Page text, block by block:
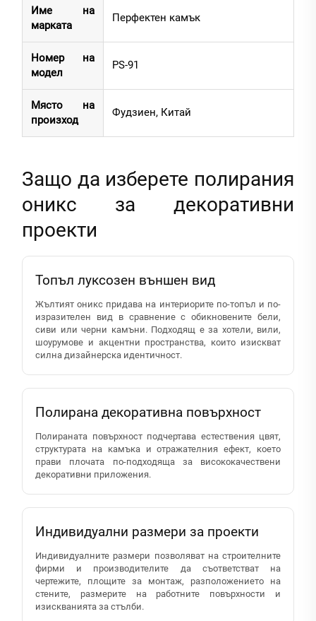
Име на
марката
Перфектен камък
Номер на
модел
PS-91
Място на
произход
Фудзиен, Китай
Защо да изберете полирания
оникс за декоративни
проекти
Топъл луксозен външен вид
Жълтият оникс придава на интериорите по-топъл и по-
изразителен вид в сравнение с обикновените бели,
сиви или черни камъни. Подходящ е за хотели, вили,
шоурумове и акцентни пространства, които изискват
силна дизайнерска идентичност.
Полирана декоративна повърхност
Полираната повърхност подчертава естествения цвят,
структурата на камъка и отражателния ефект, което
прави плочата по-подходяща за висококачествени
декоративни приложения.
Индивидуални размери за проекти
Индивидуалните размери позволяват на строителните
фирми и производителите да съответстват на
чертежите, площите за монтаж, разположението на
стените, размерите на работните повърхности и
изискванията за стълби.